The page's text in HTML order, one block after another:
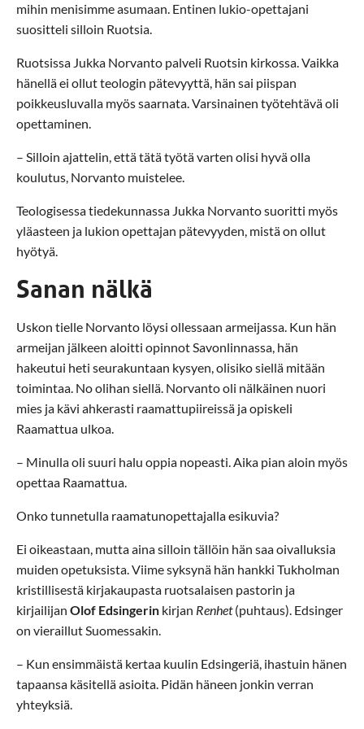
mihin menisimme asumaan. Entinen lukio-opettajani
suositteli silloin Ruotsia.
Ruotsissa Jukka Norvanto palveli Ruotsin kirkossa. Vaikka
hänellä ei ollut teologin pätevyyttä, hän sai piispan
poikkeusluvalla myös saarnata. Varsinainen työtehtävä oli
opettaminen.
– Silloin ajattelin, että tätä työtä varten olisi hyvä olla
koulutus, Norvanto muistelee.
Teologisessa tiedekunnassa Jukka Norvanto suoritti myös
yläasteen ja lukion opettajan pätevyyden, mistä on ollut
hyötyä.
Sanan nälkä
Uskon tielle Norvanto löysi ollessaan armeijassa. Kun hän
armeijan jälkeen aloitti opinnot Savonlinnassa, hän
hakeutui heti seurakuntaan kysyen, olisiko siellä mitään
toimintaa. No olihan siellä. Norvanto oli nälkäinen nuori
mies ja kävi ahkerasti raamattupiireissä ja opiskeli
Raamattua ulkoa.
– Minulla oli suuri halu oppia nopeasti. Aika pian aloin myös
opettaa Raamattua.
Onko tunnetulla raamatunopettajalla esikuvia?
Ei oikeastaan, mutta aina silloin tällöin hän saa oivalluksia
muiden opetuksista. Viime syksynä hän hankki Tukholman
kristillisestä kirjakaupasta ruotsalaisen pastorin ja
kirjailijan Olof Edsingerin kirjan Renhet(puhtaus). Edsinger
on vieraillut Suomessakin.
– Kun ensimmäistä kertaa kuulin Edsingeriä, ihastuin hänen
tapaansa käsitellä asioita. Pidän häneen jonkin verran
yhteyksiä.